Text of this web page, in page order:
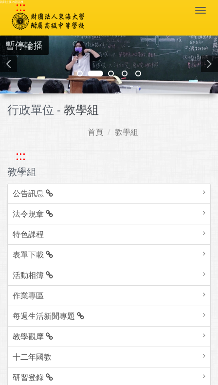
跳到主要內容區塊
:::
暫停輪播
行政單位 - 教學組
首頁 教學組
:::
教學組
公告訊息
法令規章
特色課程
表單下載
活動相簿
作業專區
每週生活新聞專題
教學觀摩
十二年國教
研習登錄